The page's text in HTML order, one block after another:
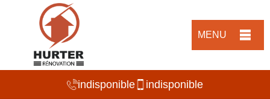
MENU
indisponible indisponible